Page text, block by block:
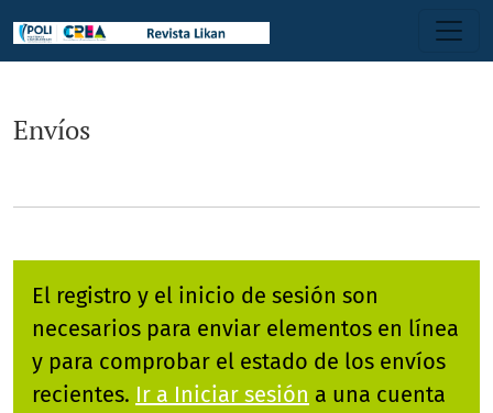
Envíos
El registro y el inicio de sesión son
necesarios para enviar elementos en línea
y para comprobar el estado de los envíos
recientes. Ir a Iniciar sesión a una cuenta